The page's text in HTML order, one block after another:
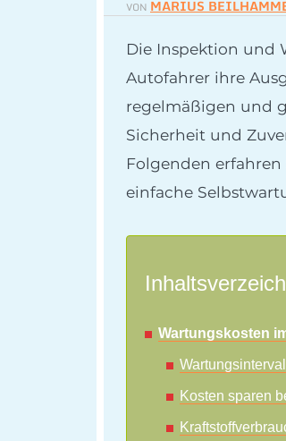
VON MARIUS
Die Inspektion und
Autofahrer ihre
regelmäßigen und
Sicherheit und
Folgenden
einfache
Wartungskosten
Kosten sparen